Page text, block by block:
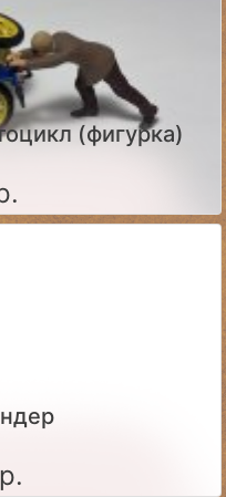
(фигурка)